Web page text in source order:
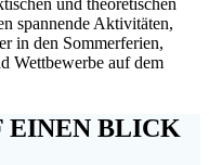
spannende Aktivitäten,
in den Sommerferien,
Wettbewerbe auf dem
EINEN BLICK